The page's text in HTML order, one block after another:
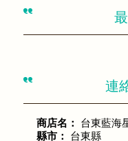
連
商店名：
台東藍海
縣市：
台東縣